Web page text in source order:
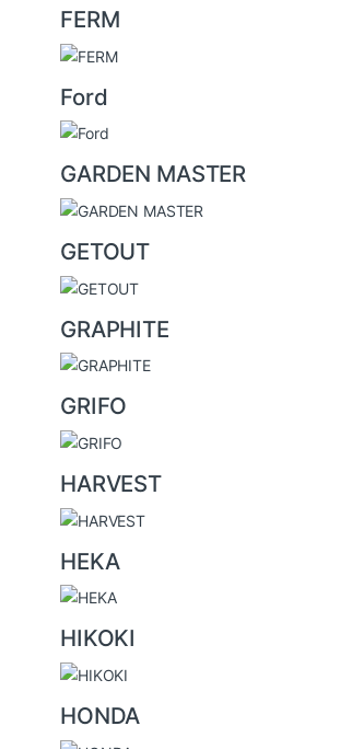
FERM
Ford
GARDEN MASTER
GETOUT
GRAPHITE
GRIFO
HARVEST
HEKA
HIKOKI
HONDA